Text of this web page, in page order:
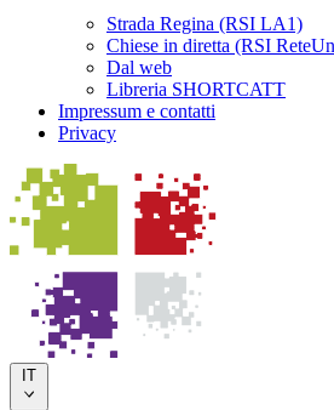
Strada Regina (RSI LA1)
Chiese in diretta (RSI
Dal web
Libreria SHORTCATT
Impressum e contatti
Privacy
IT